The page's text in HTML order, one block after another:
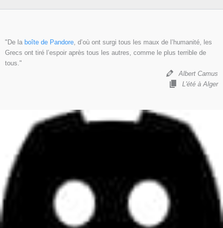
"De la boîte de Pandore, d’où ont surgi tous les maux de l’humanité, les
Grecs ont tiré l’espoir après tous les autres, comme le plus terrible de
tous."
Albert Camus
L'été à Alger